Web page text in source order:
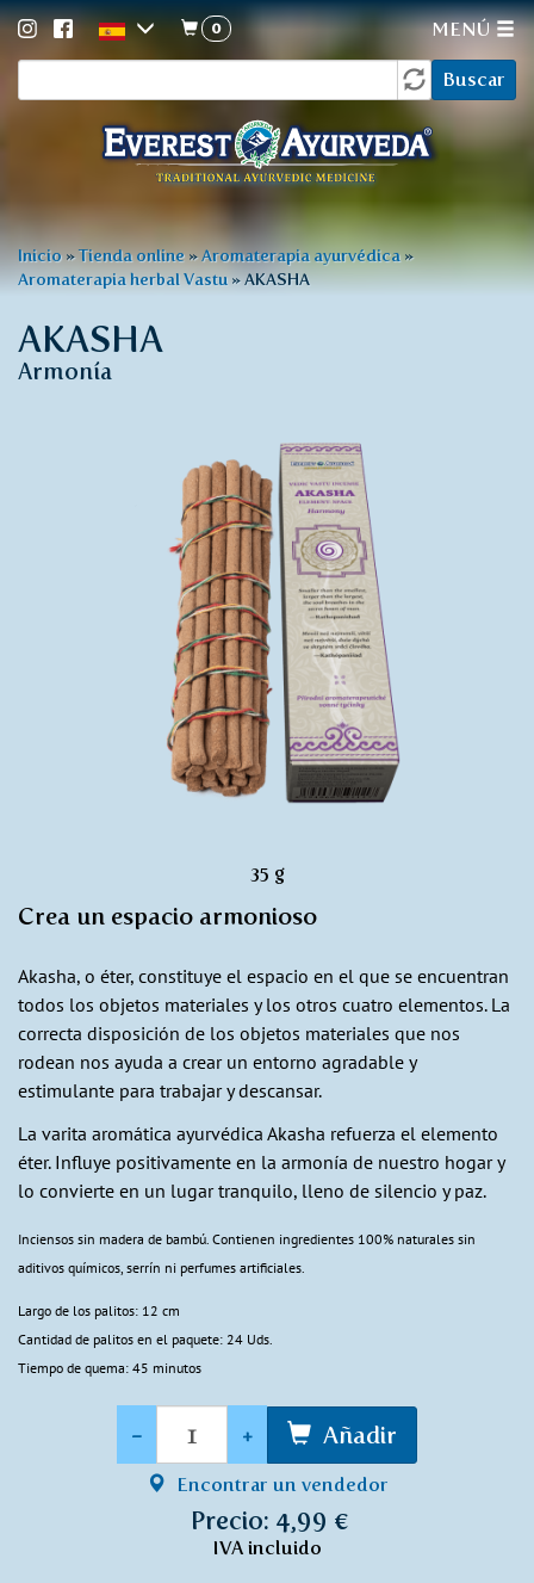
de
búsqueda
Buscar
0 MENÚ
Usted
está
aquí
Inicio »Tienda online »Aromaterapia ayurvédica»
Aromaterapia herbal Vastu »AKASHA
AKASHA
Armonía
35 g
Crea un espacio armonioso
Akasha, o éter, constituye el espacio en el que se encuentran
todos los objetos materiales y los otros cuatro elementos. La
correcta disposición de los objetos materiales que nos
rodean nos ayuda a crear un entorno agradable y
estimulante para trabajar y descansar.
La varita aromática ayurvédica Akasha refuerza el elemento
éter. Influye positivamente en la armonía de nuestro hogar y
lo convierte en un lugar tranquilo, lleno de silencio y paz.
Inciensos sin madera de bambú. Contienen ingredientes 100% naturales sin
aditivos químicos, serrín ni perfumes artificiales.
Largo de los palitos: 12 cm
Cantidad de palitos en el paquete: 24 Uds.
Tiempo de quema: 45 minutos
- + Añadir
Encontrar un vendedor
Precio: 4,99 €
IVA incluido